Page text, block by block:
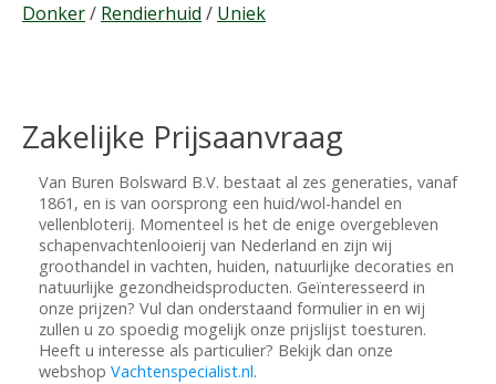
Donker/ Rendierhuid / Uniek
Zakelijke Prijsaanvraag
Van Buren Bolsward B.V. bestaat al zes generaties, vanaf
1861, en is van oorsprong een huid/wol-handel en
vellenbloterij. Momenteel is het de enige overgebleven
schapenvachtenlooierij van Nederland en zijn wij
groothandel in vachten, huiden, natuurlijke decoraties en
natuurlijke gezondheidsproducten. Geïnteresseerd in
onze prijzen? Vul dan onderstaand formulier in en wij
zullen u zo spoedig mogelijk onze prijslijst toesturen.
Heeft u interesse als particulier? Bekijk dan onze
webshop Vachtenspecialist.nl.